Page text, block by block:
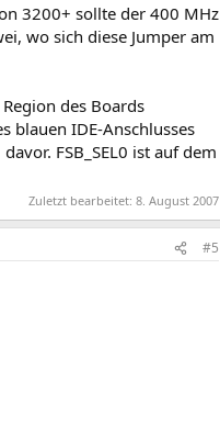
3200+ sollte der 400 MHz
wo sich diese Jumper am
des Boards
blauen IDE-Anschlusses
FSB_SEL0 ist auf dem
Zuletzt bearbeitet: 8. August 2007
#5